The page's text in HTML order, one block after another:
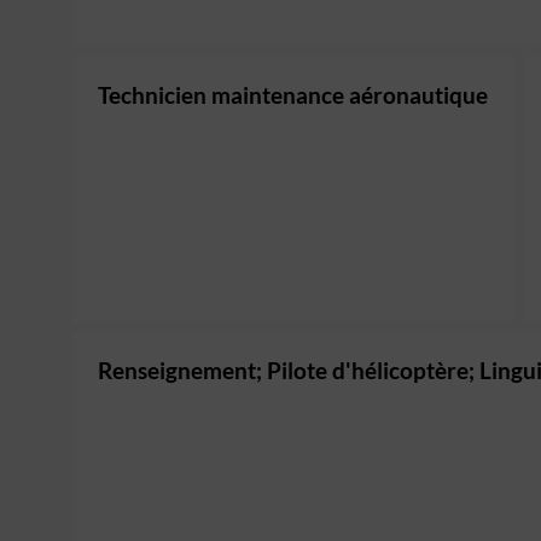
Technicien maintenance aéronautique
Renseignement; Pilote d'hélicoptère;